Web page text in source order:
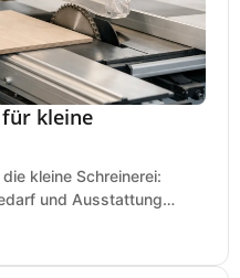
kleine
kleine Schreinerei:
und Ausstattung